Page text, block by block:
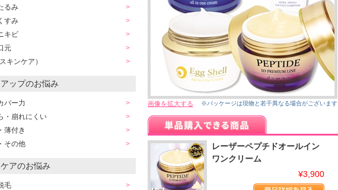
るみ
すみ
キビ
元
キンケア）
アップのお悩み
バー力
・崩れにくい
薄付き
その他
アのお悩み
毛
画像を拡大する ※パッケージは現物と若干異なる場合がございます
レーザーペプチドオールイン
ワンクリーム
¥3,900